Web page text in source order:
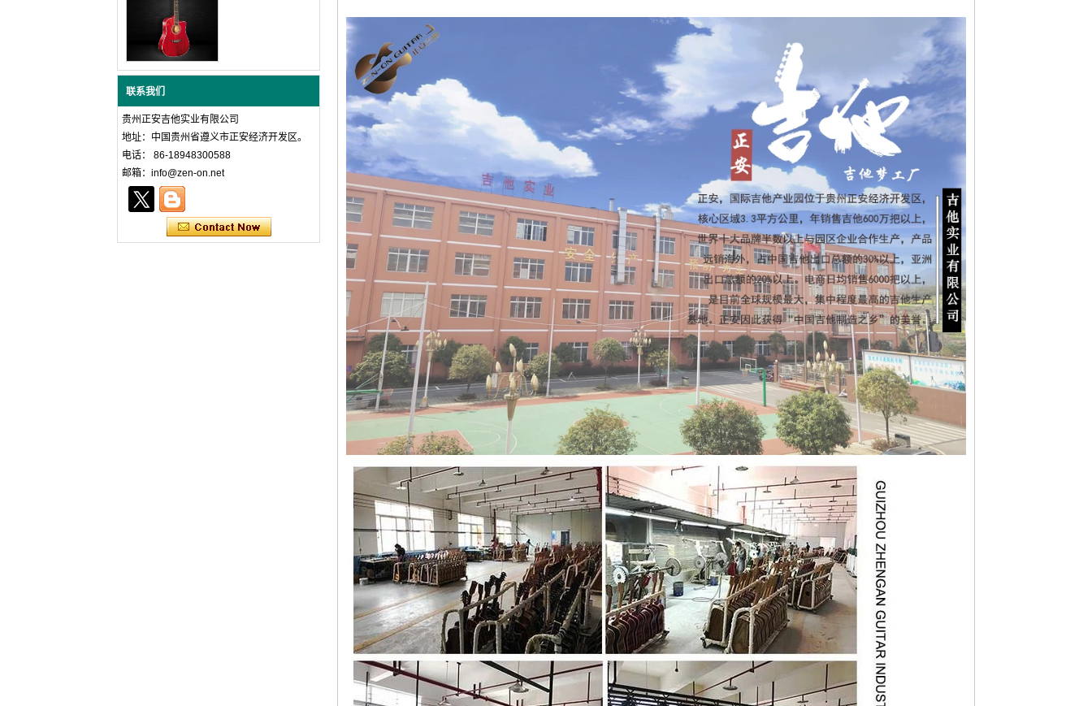
联系我们
贵州正安吉他实业有限公司
地址：中国贵州省遵义市正安经济开发区。
电话： 86-18948300588
邮箱：info@zen-on.net